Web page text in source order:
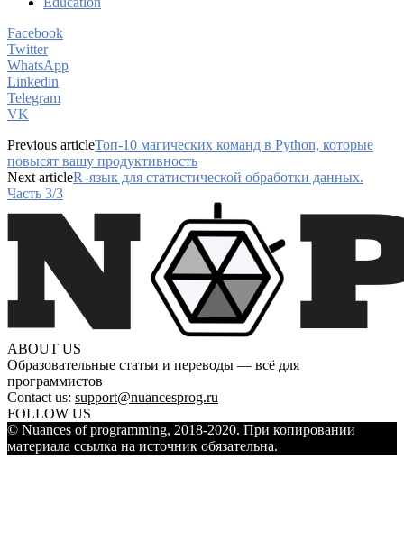
Facebook
Twitter
WhatsApp
Linkedin
Telegram
VK
Previous articleТоп-10 магических команд в Python, которые
повысят вашу продуктивность
Next articleR - язык для статистической обработки данных.
Часть 3/3
ABOUT US
Образовательные статьи и переводы — всё для
программистов
Contact us: support@nuancesprog.ru
FOLLOW US
© Nuances of programming, 2018-2020. При копировании
материала ссылка на источник обязательна.